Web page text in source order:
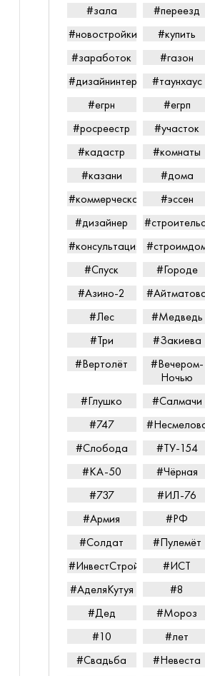
#зала
#переезд
#новостройки
#купить
#заработок
#газон
#дизайнинтерьера#таунхаус
#егрн
#егрп
#росреестр
#участок
#кадастр
#комнаты
#казани
#дома
#коммерческаянедвижимость
#эссен
#дизайнер
#Спуск
#Городе
#Азино-2
#Лес
#Медведь
#Три
#Закиева
#Вертолёт
#Вечером-
Ночью
#Глушко #Салмачи
#747
#Слобода
#ТУ-154
#КА-50
#Чёрная
#737
#ИЛ-76
#Армия
#РФ
#Солдат
#Пулемёт
#ИнвестСтройТорг
#ИСТ
#АделяКутуя
#8
#Дед
#Мороз
#10
#лет
#Свадьба
#Невеста